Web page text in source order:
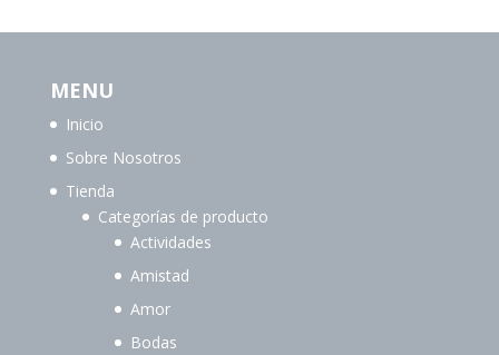
MENU
Inicio
Sobre Nosotros
Tienda
Categorías de producto
Actividades
Amistad
Amor
Bodas